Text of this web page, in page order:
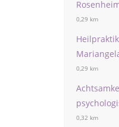
0,29 km
0,29 km
0,32 km